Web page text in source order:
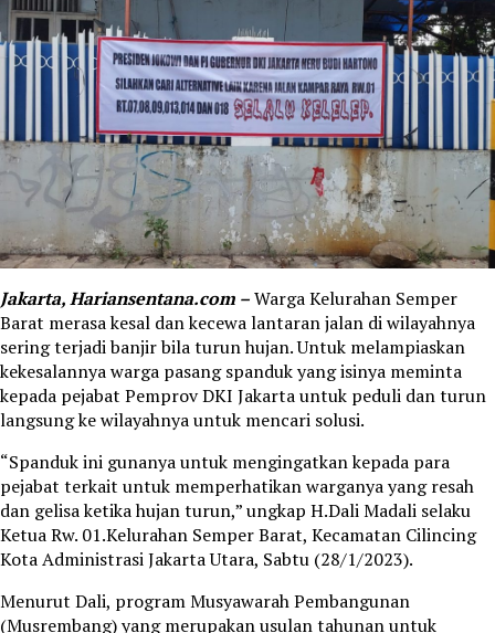
Jakarta, Hariansentana.com –Warga Kelurahan Semper
Barat merasa kesal dan kecewa lantaran jalan di wilayahnya
sering terjadi banjir bila turun hujan. Untuk melampiaskan
kekesalannya warga pasang spanduk yang isinya meminta
kepada pejabat Pemprov DKI Jakarta untuk peduli dan turun
langsung ke wilayahnya untuk mencari solusi.
“Spanduk ini gunanya untuk mengingatkan kepada para
pejabat terkait untuk memperhatikan warganya yang resah
dan gelisa ketika hujan turun,” ungkap H.Dali Madali selaku
Ketua Rw. 01.Kelurahan Semper Barat, Kecamatan Cilincing
Kota Administrasi Jakarta Utara, Sabtu (28/1/2023).
Menurut Dali, program Musyawarah Pembangunan
(Musrembang) yang merupakan usulan tahunan untuk